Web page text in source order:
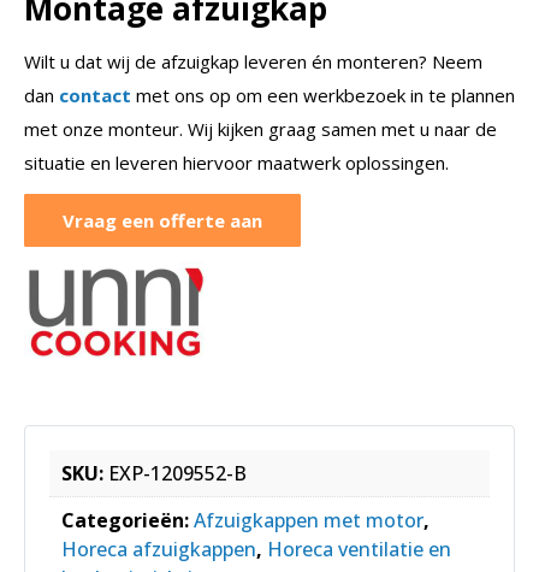
Montage afzuigkap
Wilt u dat wij de afzuigkap leveren én monteren? Neem
dan contact met ons op om een werkbezoek in te plannen
met onze monteur. Wij kijken graag samen met u naar de
situatie en leveren hiervoor maatwerk oplossingen.
Vraag een offerte aan
SKU: EXP-1209552-B
Categorieën:Afzuigkappen met motor,
Horeca afzuigkappen, Horeca ventilatie en